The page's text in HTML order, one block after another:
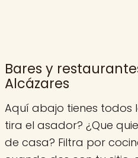
Bares y
Alcázares
Aquí abajo tienes todos
tira el asador? ¿Que
de casa? Filtra por